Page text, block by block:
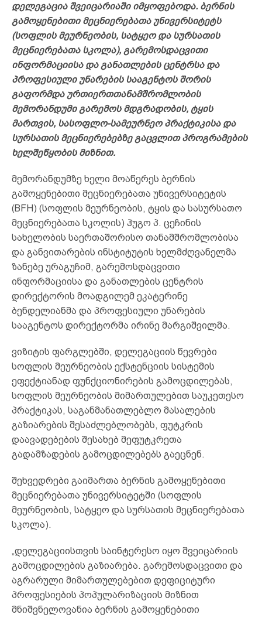
დელეგაცია შვეიცარიაში იმყოფებოდა. ბერნის
გამოყენებითი მეცნიერებათა უნივერსიტეტს
(სოფლის მეურნეობის, სატყეო და სურსათის
მეცნიერებათა სკოლა), გარემოსდაცვითი
ინფორმაციისა და განათლების ცენტრსა და
პროფესიული უნარების სააგენტოს შორის
გაფორმდა ურთიერთთანამშრომლობის
მემორანდუმი გარემოს მდგრადობის, ტყის
მართვის, სასოფლო-სამეურნეო პრაქტიკისა და
სურსათის მეცნიერებებზე გაცვლით პროგრამების
ხელშეწყობის მიზნით.
მემორანდუმზე ხელი მოაწერეს ბერნის
გამოყენებითი მეცნიერებათა უნივერსიტეტის
(BFH) (სოფლის მეურნეობის, ტყის და სასურსათო
მეცნიერებათა სკოლის) ჰუგო პ. ცეჩინის
სახელობის საერთაშორისო თანამშრომლობისა
და განვითარების ინსტიტუტის ხელმძღვანელმა
ზანებე ურაგუჩიმ, გარემოსდაცვითი
ინფორმაციისა და განათლების ცენტრის
დირექტორის მოადგილემ ეკატერინე
ბენდელიანმა და პროფესიული უნარების
სააგენტოს დირექტორმა ირინე მარგიშვილმა.
ვიზიტის ფარგლებში, დელეგაციის წევრები
სოფლის მეურნეობის ექსტენციის სისტემის
ეფექტიანად ფუნქციონირების გამოცდილებას,
სოფლის მეურნეობის მიმართულებით საუკეთესო
პრაქტიკას, საგანმანათლებლო მასალების
გაზიარების შესაძლებლობებს, ფუტკრის
დაავადებების შესახებ მეფუტკრეთა
გადამზადების გამოცდილებებს გაეცნენ.
შეხვედრები გაიმართა ბერნის გამოყენებითი
მეცნიერებათა უნივერსიტეტში (სოფლის
მეურნეობის, სატყეო და სურსათის მეცნიერებათა
სკოლა).
„დელეგაციისთვის საინტერესო იყო შვეიცარიის
გამოცდილების გაზიარება. გარემოსდაცვითი და
აგრარული მიმართულებებით დეფიციტური
პროფესიების პოპულარიზაციის მიზნით
მნიშვნელოვანია ბერნის გამოყენებითი